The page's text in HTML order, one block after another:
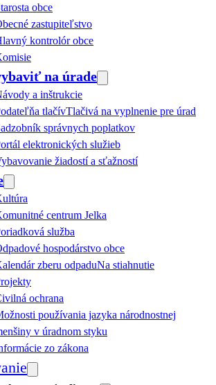
obce
zastupiteľstvo
kontrolór obce
na úrade
a inštrukcie
tlačívTlačivá na vyplnenie pre úrad
správnych poplatkov
elektronických služieb
žiadostí a sťažností
centrum Jelka
služba
hospodárstvo obce
zberu odpaduNa stiahnutie
ochrana
používania jazyka národnostnej
v úradnom styku
zo zákona